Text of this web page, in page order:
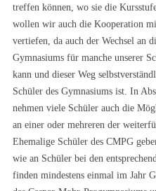
treffen können, wo sie die
wollen wir auch die Kooperation
vertiefen, da auch der Wechsel an
Gymnasiums für manche unserer
kann und dieser Weg
Schüler des Gymnasiums ist. In
nehmen viele Schüler auch die
an einer oder mehreren der
Ehemalige Schüler des CMPG
wie an Schüler bei den
finden mindestens einmal im Jahr